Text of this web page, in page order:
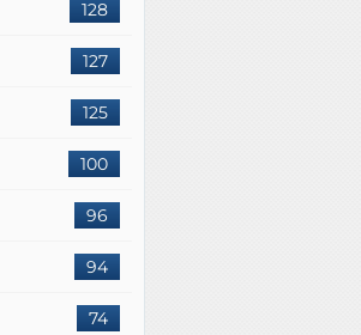
128
127
125
100
96
94
74